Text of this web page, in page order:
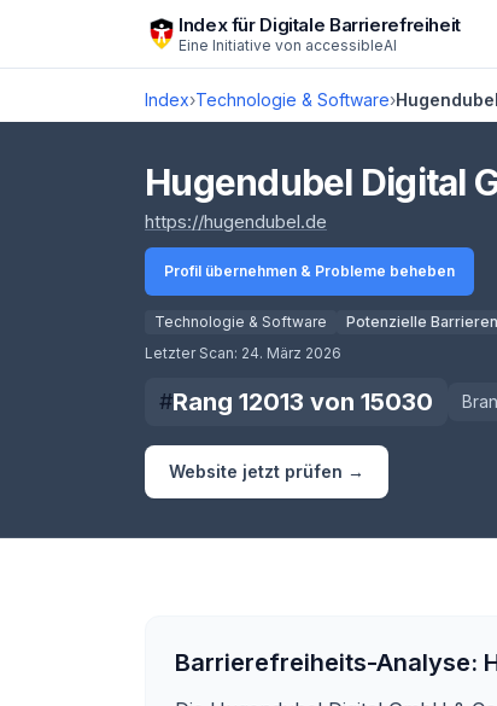
Zum Hauptinhalt springenIndex für Digitale Barrierefreiheit
Eine Initiative von accessibleAI
Index›Technologie & Software›
Score lädt
Hugendubel Digital
https://hugendubel.de
Profil übernehmen & Probleme beheben
Technologie & Software Potenzielle Barrieren
Letzter Scan: 24. März 2026
#Rang 12013 von 15030
Website jetzt prüfen →
Barrierefreiheits-Analyse: